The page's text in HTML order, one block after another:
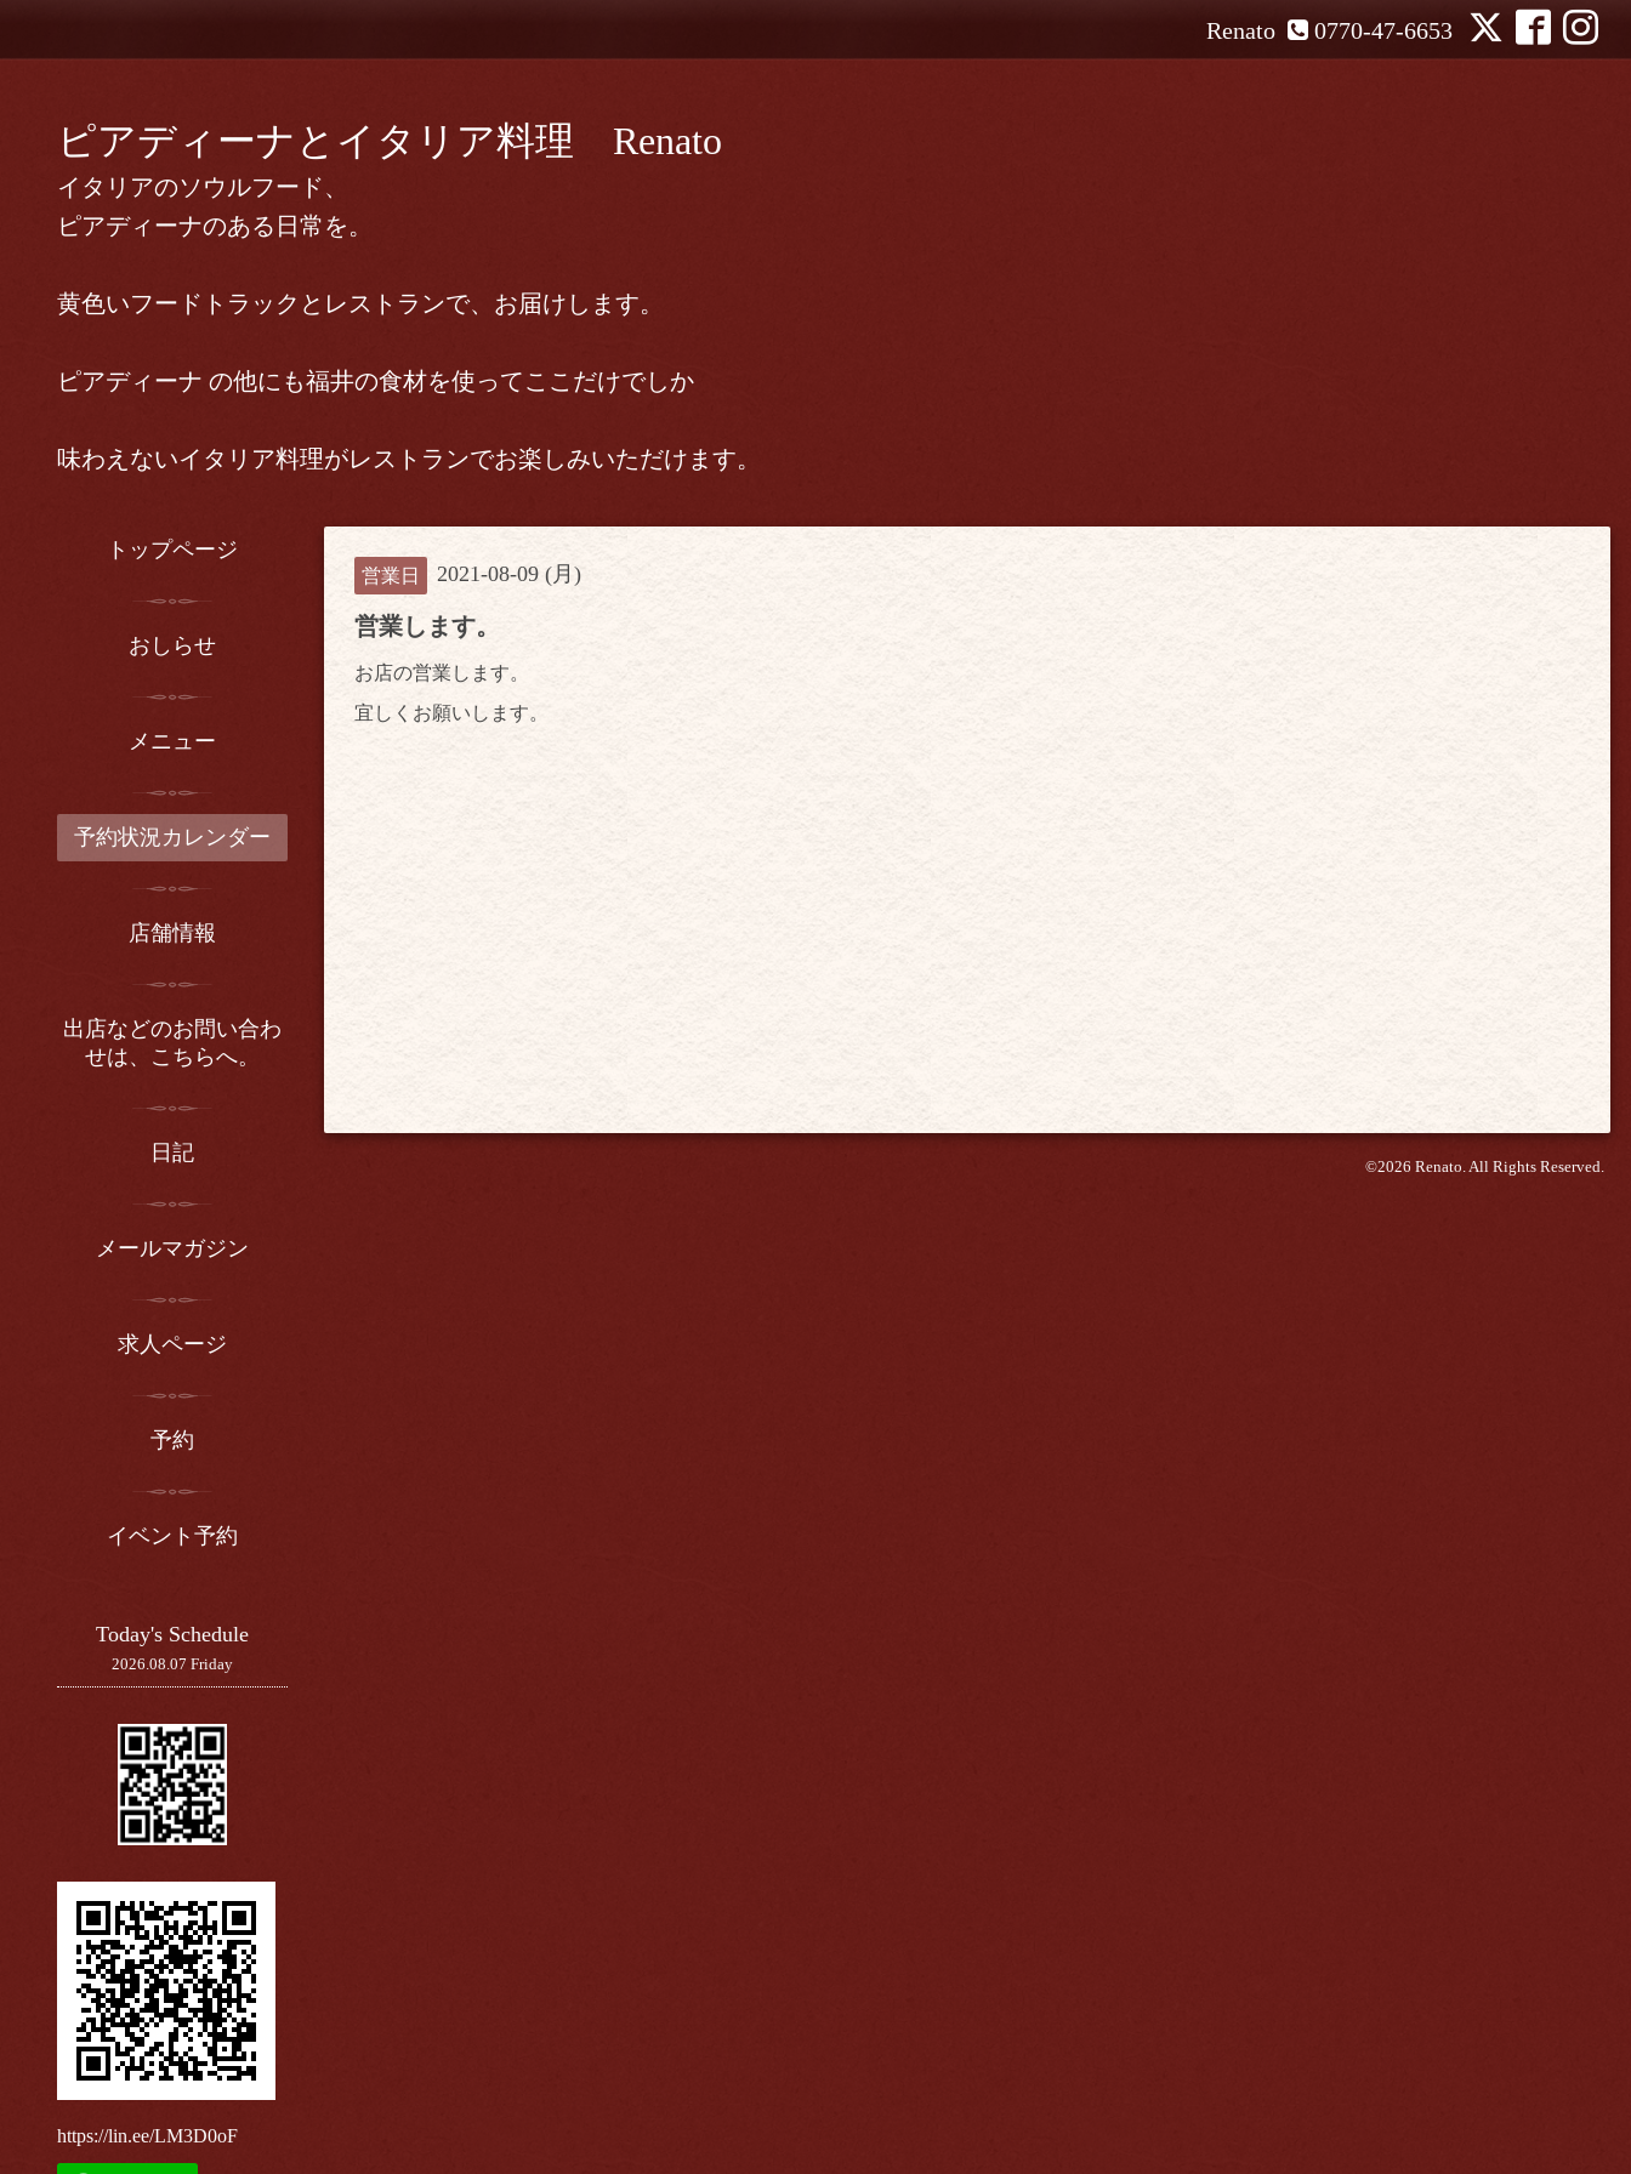
0770-47-6653
Renato
ピアディーナとイタリア料理 Renato
イタリアのソウルフード、
ピアディーナのある日常を。
黄色いフードトラックとレストランで、お届けします。
ピアディーナ の他にも福井の食材を使ってここだけでしか
味わえないイタリア料理がレストランでお楽しみいただけます。
営業日 2021-08-09 (月)
営業します。
お店の営業します。
宜しくお願いします。
©2026 Renato. All Rights Reserved.
トップページ
おしらせ
メニュー
予約状況カレンダー
店舗情報
出店などのお問い合わ
せは、こちらへ。
日記
メールマガジン
求人ページ
予約
イベント予約
Today's Schedule
2026.08.07 Friday
https://lin.ee/LM3D0oF